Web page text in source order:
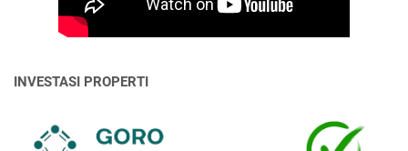
INVESTASI PROPERTI